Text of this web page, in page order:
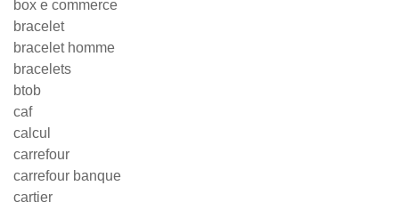
box e commerce
bracelet
bracelet homme
bracelets
btob
caf
calcul
carrefour
carrefour banque
cartier